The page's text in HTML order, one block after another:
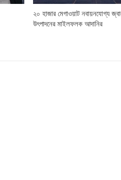
২০ হাজার মেগাওয়াট নবায়নযোগ্য
উৎপাদনের মাইলফলক আদানির